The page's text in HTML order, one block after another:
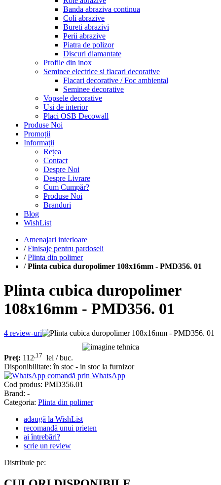
Banda abraziva continua
Coli abrazive
Bureti abrazivi
Perii abrazive
Piatra de polizor
Discuri diamantate
Profile din inox
Seminee electrice si flacari decorative
Flacari decorative / Foc ambiental
Seminee decorative
Vopsele decorative
Usi de interior
Placi OSB Decowall
Produse Noi
Promoții
Informații
Rețea
Contact
Despre Noi
Despre Livrare
Cum Cumpăr?
Produse Noi
Branduri
Blog
WishList
Amenajari interioare
/Finisaje pentru pardoseli
/Plinta din polimer
/Plinta cubica duropolimer 108x16mm - PMD356. 01
Plinta cubica duropolimer
108x16mm - PMD356. 01
4 review-uri
Preţ: 112 ,17 lei / buc.
Disponibilitate: în stoc - in stoc la furnizor
comandă prin WhatsApp
Cod produs: PMD356.01
Brand: -
Categoria: Plinta din polimer
adaugă la WishList
recomandă unui prieten
ai întrebări?
scrie un review
Distribuie pe: